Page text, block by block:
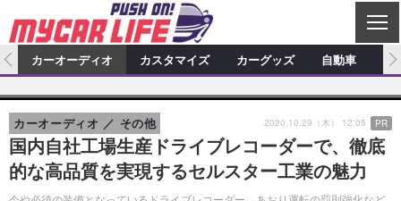
C
L
S
E
カーオーディオ
特集記事 新製品情報
プロショップ検索 ショップ訪問記
カーオーディオニュース デモカー製作記
カスタマイズ
カスタマイズ特集記事 カスタマイズ新製品情報
カスタマイズニュース
カーグッズ
カーグッズ特集記事 カーグッズ新製品情報
自動車
カーオーディオ カスタマイズ カーグッズ 自動車
国内自社工場生産ドライブレコーダーで、徹底
的な高品質を実現するセルスター工業の魅力
カーオーディオ その他 2020.10.29（木） 12:05 PR